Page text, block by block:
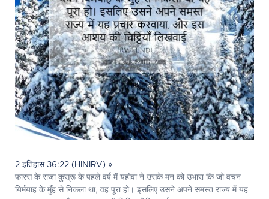
2 इतिहास 36:22 (HINIRV) »
फारस के राजा कुस्रू के पहले वर्ष में यहोवा ने उसके मन को उभारा कि जो वचन
यिर्मयाह के मुँह से निकला था, वह पूरा हो। इसलिए उसने अपने समस्त राज्य में यह